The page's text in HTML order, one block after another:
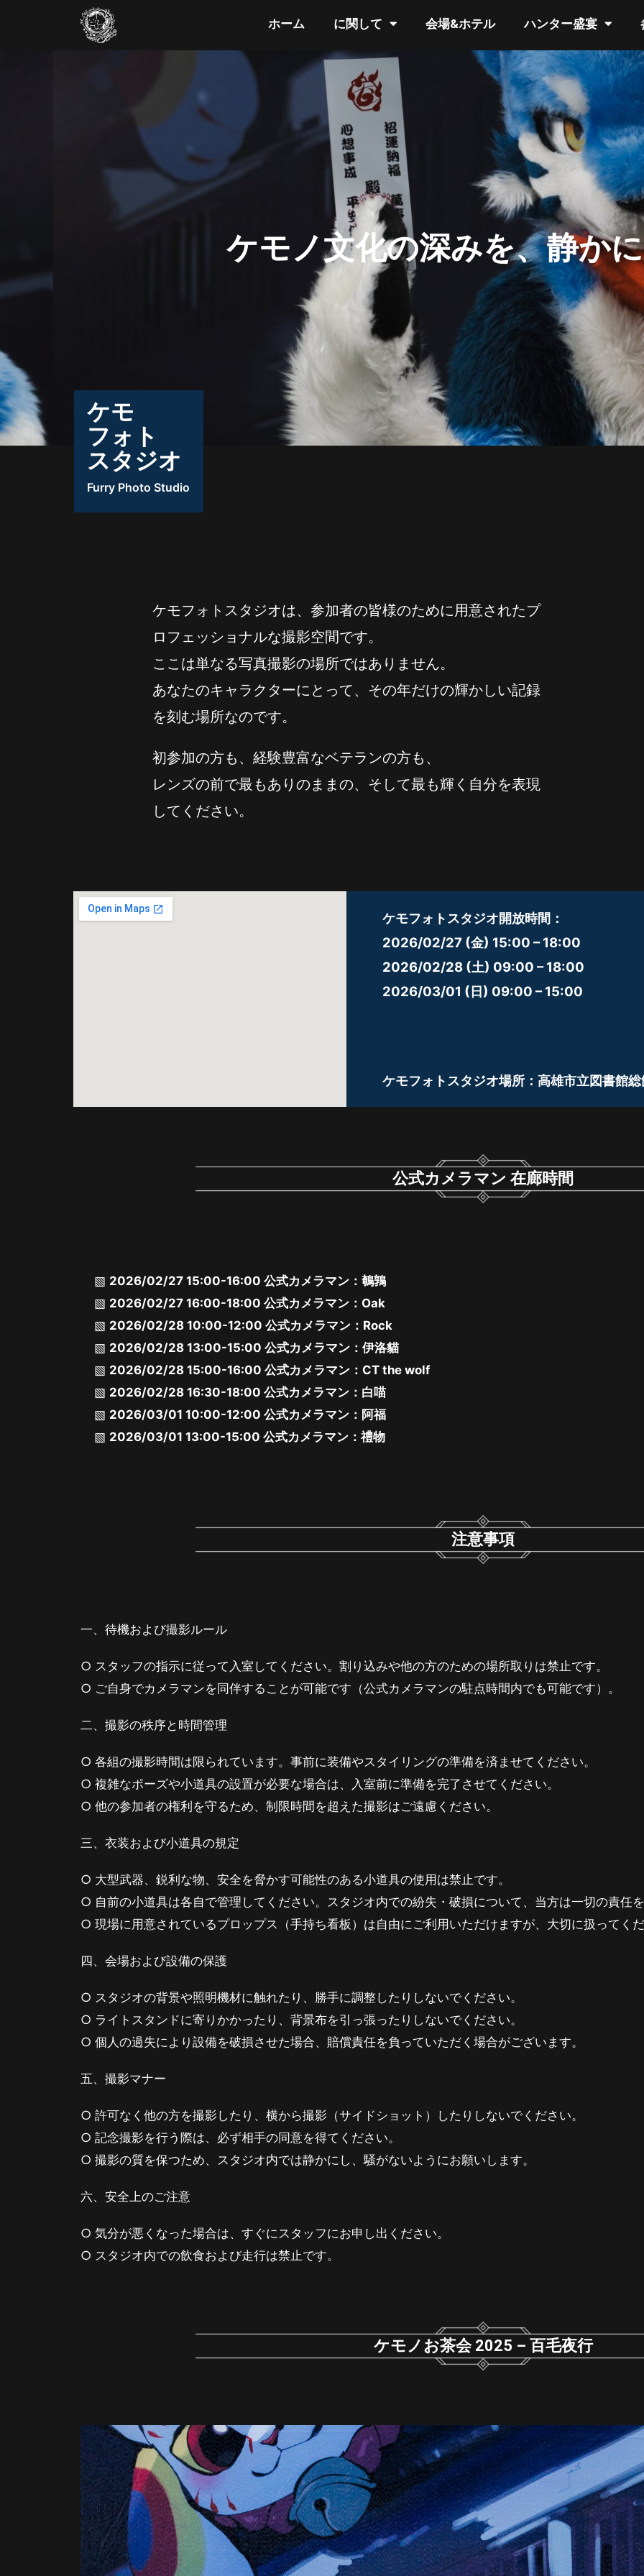
ホーム に関して 会場&ホテル ハンター盛宴
ケモノ文化の深みを、静か
ケモ
フォト
スタジオ
Furry Photo Studio
ケモフォトスタジオは、参加者の皆様のために用意されたプ
ロフェッショナルな撮影空間です。
ここは単なる写真撮影の場所ではありません。
あなたのキャラクターにとって、その年だけの輝かしい記録
を刻む場所なのです。
初参加の方も、経験豊富なベテランの方も、
レンズの前で最もありのままの、そして最も輝く自分を表現
してください。
ケモフォトスタジオ開放時間：
2026/02/27 (金) 15:00 – 18:00
2026/02/28 (土) 09:00 – 18:00
2026/03/01 (日) 09:00 – 15:00
ケモフォトスタジオ場所： 高雄市立図書館
公式カメラマン 在廊時間
2026/02/27 15:00-16:00 公式カメラマン：鵪鶉
2026/02/27 16:00-18:00 公式カメラマン：Oak
2026/02/28 10:00-12:00 公式カメラマン：Rock
2026/02/28 13:00-15:00 公式カメラマン：伊洛貓
2026/02/28 15:00-16:00 公式カメラマン：CT the wolf
2026/02/28 16:30-18:00 公式カメラマン：白喵
2026/03/01 10:00-12:00 公式カメラマン：阿福
2026/03/01 13:00-15:00 公式カメラマン：禮物
注意事項
一、待機および撮影ルール
○ スタッフの指示に従って入室してください。割り込みや他の方のための場所取りは禁止です。
○ ご自身でカメラマンを同伴することが可能です（公式カメラマンの駐点時間内でも可能です）。
二、撮影の秩序と時間管理
○ 各組の撮影時間は限られています。事前に装備やスタイリングの準備を済ませてください。
○ 複雑なポーズや小道具の設置が必要な場合は、入室前に準備を完了させてください。
○ 他の参加者の権利を守るため、制限時間を超えた撮影はご遠慮ください。
三、衣装および小道具の規定
○ 大型武器、鋭利な物、安全を脅かす可能性のある小道具の使用は禁止です。
○ 自前の小道具は各自で管理してください。スタジオ内での紛失・破損について、当方は一切の責任を
○ 現場に用意されているプロップス（手持ち看板）は自由にご利用いただけますが、大切に扱ってくだ
四、会場および設備の保護
○ スタジオの背景や照明機材に触れたり、勝手に調整したりしないでください。
○ ライトスタンドに寄りかかったり、背景布を引っ張ったりしないでください。
○ 個人の過失により設備を破損させた場合、賠償責任を負っていただく場合がございます。
五、撮影マナー
○ 許可なく他の方を撮影したり、横から撮影（サイドショット）したりしないでください。
○ 記念撮影を行う際は、必ず相手の同意を得てください。
○ 撮影の質を保つため、スタジオ内では静かにし、騒がないようにお願いします。
六、安全上のご注意
○ 気分が悪くなった場合は、すぐにスタッフにお申し出ください。
○ スタジオ内での飲食および走行は禁止です。
ケモノお茶会 2025 – 百毛夜行